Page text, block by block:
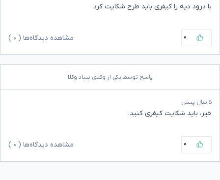
با درود دیه را کیفری باید طرح شکایت کرد
۰ مشاهده دیدگاه‌ها ( ۰
پاسخ توسط یکی از وکلای بنیاد وکلا
۵ سال پیش
خیر، باید شکایت کیفری کنید.
۰ مشاهده دیدگاه‌ها ( ۰